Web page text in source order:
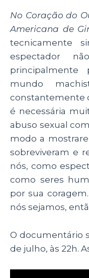
No Coração do
Americana de
tecnicamente
espectador
principalmente
mundo
constantemente
é necessária
abuso sexual
modo a
sobreviveram e
nós, como
como seres
por sua
nós sejamos,
O documentário
de julho, às 22h.